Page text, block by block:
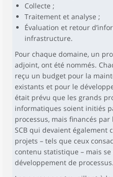
Collecte ;
Traitement et analyse ;
Évaluation et retour
infrastructure.
Pour chaque domaine, un
adjoint, ont été nommés.
reçu un budget pour la
existants et pour le
était prévu que les grands
informatiques soient initiés
processus, mais financés
SCB qui devaient également
projets – tels que ceux
contenu statistique – mais
développement de processus.